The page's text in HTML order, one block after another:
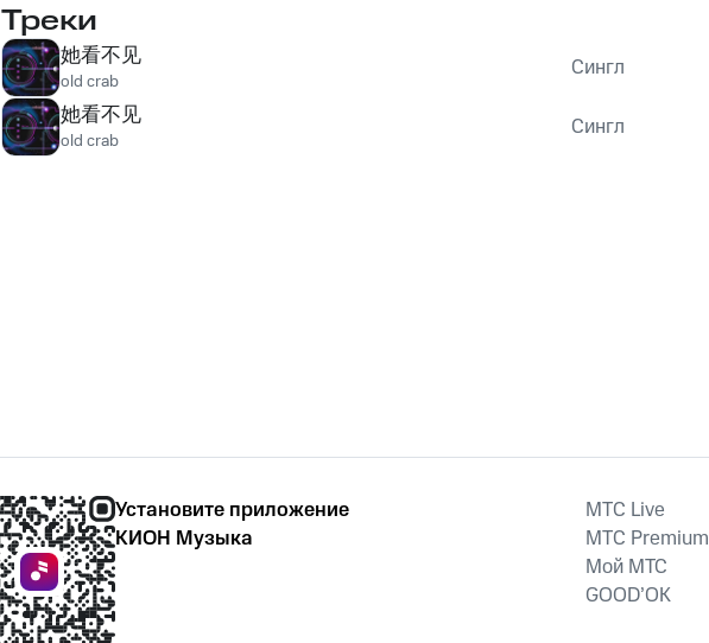
Треки
她看不见
old crab Сингл
她看不见
old crab Сингл
Установите приложение
КИОН Музыка
MTС Live
MTС Premium
Мой МТС
GOOD’OK